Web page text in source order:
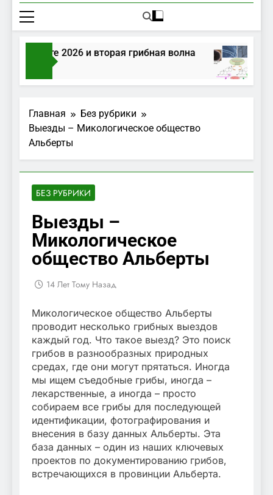
в августе 2026 и вторая грибная волна
Главная
Без рубрики
Выезды – Микологическое общество
Альберты
БЕЗ РУБРИКИ
Выезды –
Микологическое
общество Альберты
14 Лет Тому Назад
Микологическое общество Альберты
проводит несколько грибных выездов
каждый год. Что такое выезд? Это поиск
грибов в разнообразных природных
средах, где они могут прятаться. Иногда
мы ищем съедобные грибы, иногда –
лекарственные, а иногда – просто
собираем все грибы для последующей
идентификации, фотографирования и
внесения в базу данных Альберты. Эта
база данных – один из наших ключевых
проектов по документированию грибов,
встречающихся в провинции Альберта.